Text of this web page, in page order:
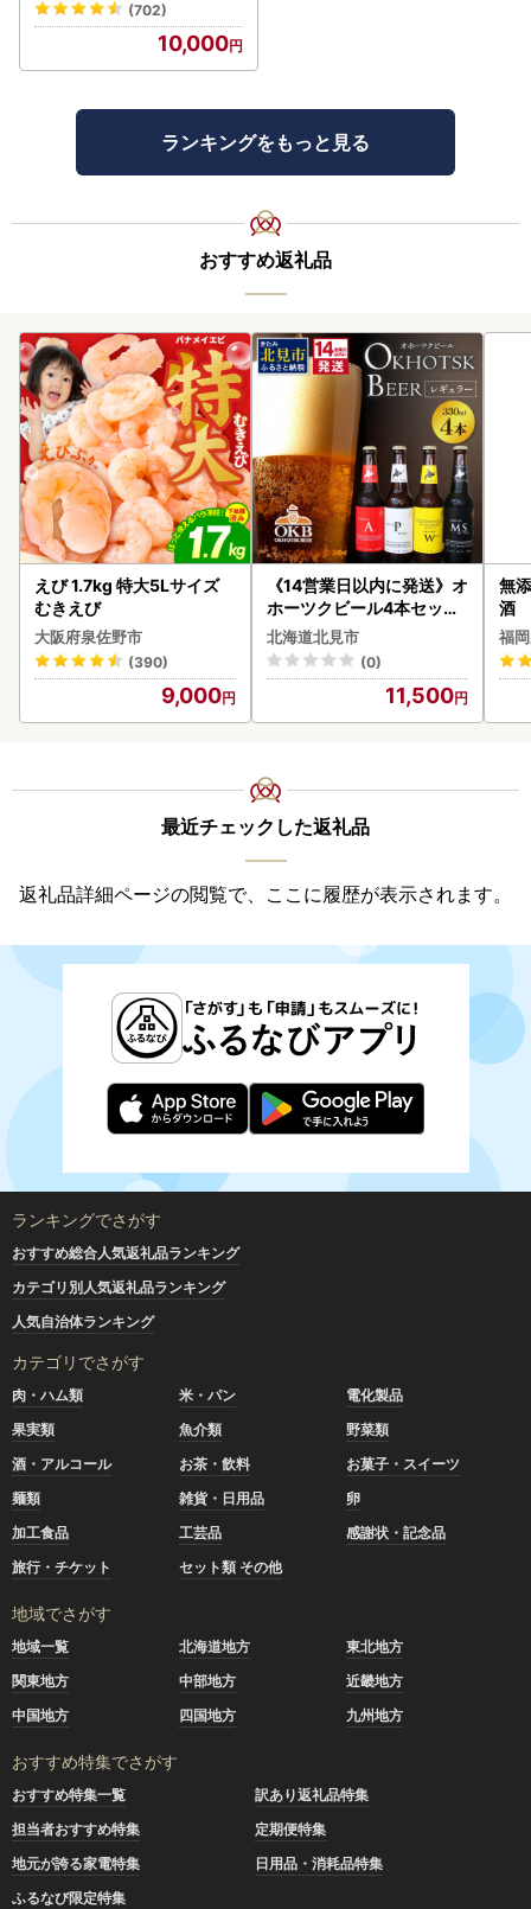
(702)
10,000
ランキングをもっと見る
おすすめ返礼品
えび 1.7kg 特大5Lサイズ
むきえび
大阪府泉佐野市
(390)
9,000
《14営業日以内に発送》オ
ホーツクビール4本セット
( 飲料 飲み物 お酒 ビール
クラフトビール 瓶ビール
贈答 ギフト 贈り物 お中元
御中元 お歳暮 御歳暮 お祝
い プレゼント モルトビー
北海道北見市
(0)
11,500
無
酒
福
最近チェックした返礼品
返礼品詳細ページの閲覧で、ここに履歴が表示されます。
ランキングでさがす
おすすめ総合人気返礼品ランキング
カテゴリ別人気返礼品ランキング
人気自治体ランキング
カテゴリでさがす
肉・ハム類 米・パン
電化製品
果実類
魚介類
野菜類
酒・アルコール
お茶・飲料
お菓子・スイーツ
麺類
雑貨・日用品
卵
加工食品
工芸品
感謝状・記念品
旅行・チケット
セット類 その他
地域でさがす
地域一覧 北海道地方
東北地方
関東地方
中部地方
近畿地方
中国地方
四国地方 九州地方
おすすめ特集でさがす
おすすめ特集一覧
訳あり返礼品特集
担当者おすすめ特集
定期便特集
地元が誇る家電特集
日用品・消耗品特集
ふるなび限定特集